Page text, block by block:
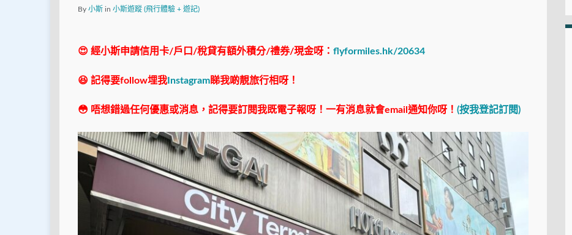
By 小斯 in 小斯遊蹤 (飛行體驗 + 遊記)
😍 經小斯申請信用卡/戶口/稅貸有額外積分/禮券/現金呀： flyformiles.hk/20634
😆 記得要follow埋我 Instagram睇我啲靚旅行相呀！
😳 唔想錯過任何優惠或消息，記得要訂閱我既電子報呀！一有消息就會email通知你呀！ (按我登記訂閱)